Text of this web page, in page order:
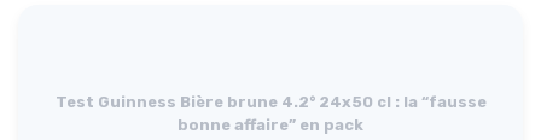
Test Guinness Bière brune 4.2° 24x50 cl : la “fausse
bonne affaire” en pack